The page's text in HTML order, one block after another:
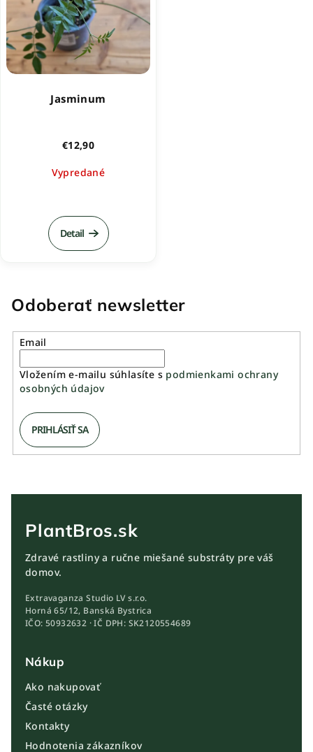
Jasminum
€12,90
Vypredané
Detail
Odoberať newsletter
Email
Vložením e-mailu súhlasíte s podmienkami ochrany
osobných údajov
PRIHLÁSIŤ SA
PlantBros.sk
Zdravé rastliny a ručne miešané substráty pre váš
domov.
Extravaganza Studio LV s.r.o.
Horná 65/12, Banská Bystrica
IČO: 50932632 · IČ DPH: SK2120554689
Nákup
Ako nakupovať
Časté otázky
Kontakty
Hodnotenia zákazníkov